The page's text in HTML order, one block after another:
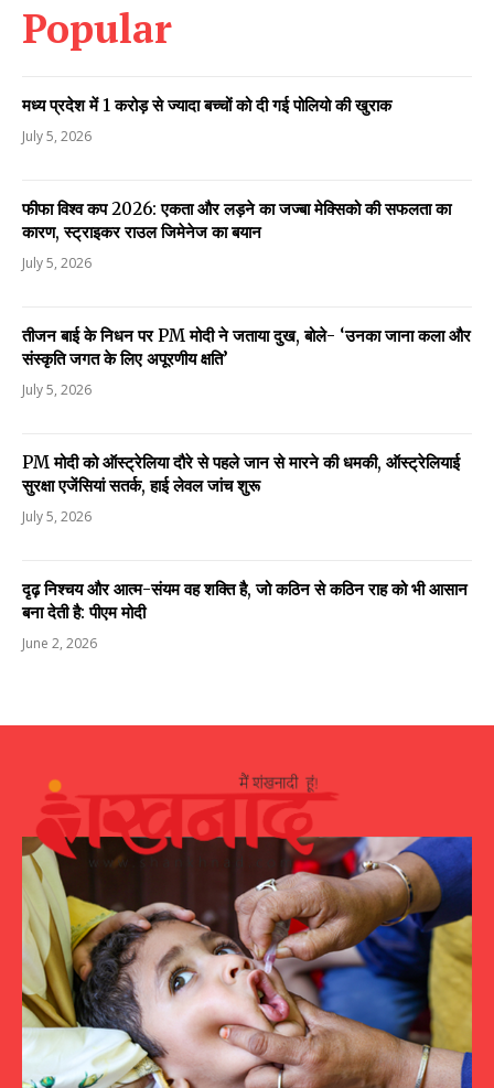
Popular
मध्य प्रदेश में 1 करोड़ से ज्यादा बच्चों को दी गई पोलियो की खुराक
July 5, 2026
फीफा विश्व कप 2026: एकता और लड़ने का जज्बा मेक्सिको की सफलता का
कारण, स्ट्राइकर राउल जिमेनेज का बयान
July 5, 2026
तीजन बाई के निधन पर PM मोदी ने जताया दुख, बोले- ‘उनका जाना कला और
संस्कृति जगत के लिए अपूरणीय क्षति’
July 5, 2026
PM मोदी को ऑस्ट्रेलिया दौरे से पहले जान से मारने की धमकी, ऑस्ट्रेलियाई
सुरक्षा एजेंसियां सतर्क, हाई लेवल जांच शुरू
July 5, 2026
दृढ़ निश्चय और आत्म-संयम वह शक्ति है, जो कठिन से कठिन राह को भी आसान
बना देती है: पीएम मोदी
June 2, 2026